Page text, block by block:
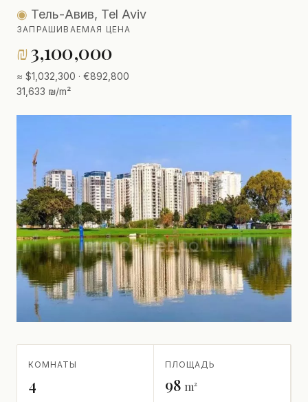
◉ Тель-Авив, Tel Aviv
ЗАПРАШИВАЕМАЯ ЦЕНА
₪3,100,000
≈ $1,032,300 · €892,800
31,633 ₪/m²
КОМНАТЫ
4
ПЛОЩАДЬ
98 m²